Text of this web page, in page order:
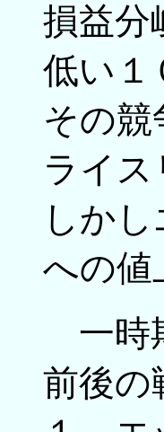
損益分
低い１
その競
ライ
しか
への値
一時
前後の